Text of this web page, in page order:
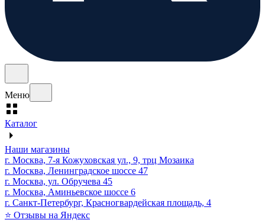
Меню
Каталог
Наши магазины
г. Москва, 7-я Кожуховская ул., 9, трц Мозаика
г. Москва, Ленинградское шоссе 47
г. Москва, ул. Обручева 45
г. Москва, Аминьевское шоссе 6
г. Санкт-Петербург, Красногвардейская площадь, 4
⭐ Отзывы на Яндекс